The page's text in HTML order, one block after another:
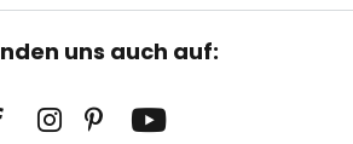
uns auch auf: